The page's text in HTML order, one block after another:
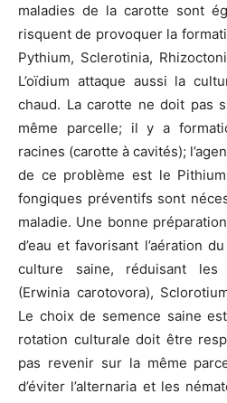
maladies de la carotte sont
risquent de provoquer la
Pythium, Sclerotinia,
L’oïdium attaque aussi la
chaud. La carotte ne doit pas
même parcelle; il y a
racines (carotte à cavités);
de ce problème est le
fongiques préventifs sont
maladie. Une bonne
d’eau et favorisant l’aération
culture saine, réduisant les
(Erwinia carotovora),
Le choix de semence saine
rotation culturale doit être
pas revenir sur la même
d’éviter l’alternaria et les